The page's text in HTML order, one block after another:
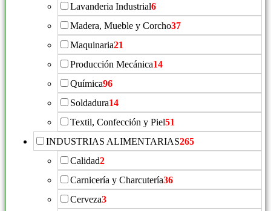
Lavanderia Industrial6
Madera, Mueble y Corcho37
Maquinaria21
Producción Mecánica14
Química96
Soldadura14
Textil, Confección y Piel51
INDUSTRIAS ALIMENTARIAS265
Calidad2
Carnicería y Charcutería36
Cerveza3